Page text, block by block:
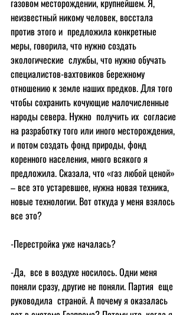
газовом месторождении, крупнейшем. Я,
неизвестный никому человек, восстала
против этого и  предложила конкретные
меры, говорила, что нужно создать
экологические  службы, что нужно обучать
специалистов-вахтовиков бережному
отношению к земле наших предков. Для того
чтобы сохранить кочующие малочисленные
народы севера. Нужно  получить их  согласие
на разработку того или иного месторождения,
и потом создать фонд природы, фонд
коренного населения, много всякого я
предложила. Сказала, что «газ любой ценой»
– все это устаревшее, нужна новая техника,
новые технологии. Вот откуда у меня взялось
все это?
-Перестройка уже началась?
-Да,  все в воздухе носилось. Одни меня
поняли сразу, другие не поняли. Партия  еще
руководила  страной. А почему я оказалась